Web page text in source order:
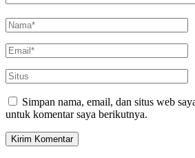
Simpan nama, email, dan situs web
untuk komentar saya berikutnya.